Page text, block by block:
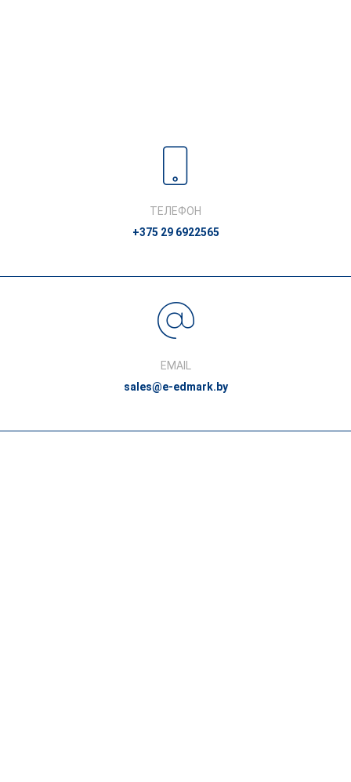
ТЕЛЕФОН
+375 29 6922565
EMAIL
sales@e-edmark.by